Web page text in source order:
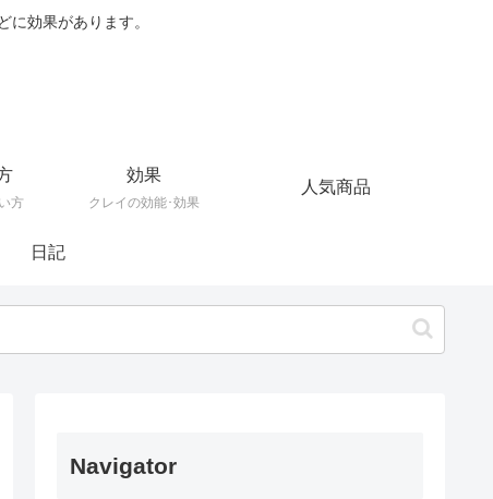
効果があります。
方
効果
クレイの効能･効果
人気商品
日記
Navigator